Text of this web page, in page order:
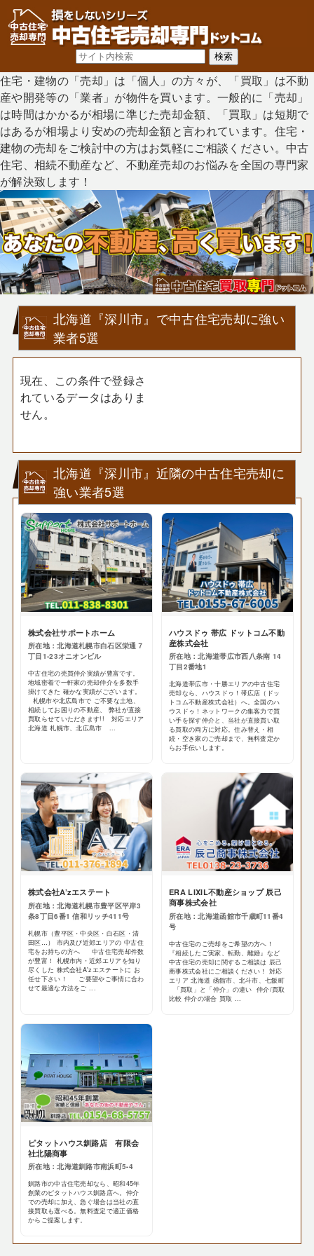
住宅・建物の「売却」は「個人」の方々が、「買取」は不動
産や開発等の「業者」が物件を買います。一般的に「売却」
は時間はかかるが相場に準じた売却金額、「買取」は短期で
はあるが相場より安めの売却金額と言われています。住宅・
建物の売却をご検討中の方はお気軽にご相談ください。中古
住宅、相続不動産など、不動産売却のお悩みを全国の専門家
が解決致します！
北海道『深川市』で中古住宅売却に強い
業者5選
現在、この条件で登録さ
れているデータはありま
せん。
北海道『深川市』近隣の中古住宅売却に
強い業者5選
株式会社サポートホーム
所在地：北海道札幌市白石区栄通７
丁目1-23オニオンビル
中古住宅の売買仲介実績が豊富です。
地域密着で一軒家の売却仲介を多数手
掛けてきた 確かな実績がございます。
札幌市や北広島市で ご不要な土地、
相続してお困りの不動産、 弊社が直接
買取らせていただきます!! 対応エリア
北海道 札幌市、北広島市 ...
ハウスドゥ 帯広 ドットコム不動
産株式会社
所在地：北海道帯広市西八条南 14
丁目2番地1
北海道帯広市・十勝エリアの中古住宅
売却なら、ハウスドゥ！帯広店（ドッ
トコム不動産株式会社）へ。全国のハ
ウスドゥ！ネットワークの集客力で買
い手を探す仲介と、当社が直接買い取
る買取の両方に対応。住み替え・相
続・空き家のご売却まで、無料査定か
らお手伝いします。
株式会社A’zエステート
所在地：北海道札幌市豊平区平岸3
条8丁目6番1 信和リッチ411号
札幌市（豊平区・中央区・白石区・清
田区…） 市内及び近郊エリアの 中古住
宅をお持ちの方へ 中古住宅売却件数
が豊富！ 札幌市内・近郊エリアを知り
尽くした 株式会社A'zエステートに お
任せ下さい！ ご要望やご事情に合わ
せて最適な方法をご ...
ERA LIXIL不動産ショップ 辰己
商事株式会社
所在地：北海道函館市千歳町11番4
号
中古住宅のご売却をご希望の方へ！
『相続したご実家、転勤、離婚』など
中古住宅の売却に関するご相談は 辰己
商事株式会社にご相談ください！ 対応
エリア 北海道 函館市、北斗市、七飯町
「買取」と「仲介」の違い 仲介/買取
比較 仲介の場合 買取 ...
ピタットハウス釧路店 有限会
社北陽商事
所在地：北海道釧路市南浜町5-4
釧路市の中古住宅売却なら、昭和45年
創業のピタットハウス釧路店へ。仲介
での売却に加え、急ぐ場合は当社の直
接買取も選べる。無料査定で適正価格
からご提案します。